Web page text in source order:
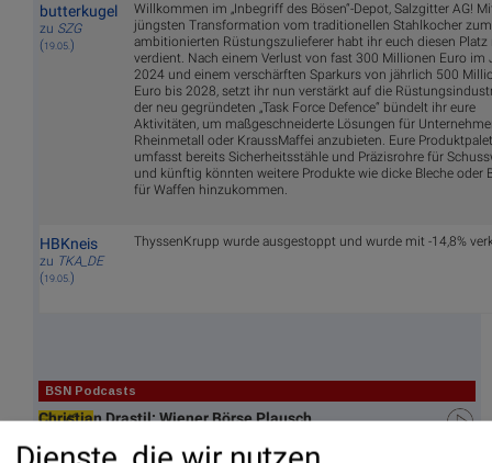
butterkugel
zu SZG
( 19.05.)
Willkommen im „Inbegriff des Bösen“-Depot, Salzgitter AG!
jüngsten Transformation vom traditionellen Stahlkocher zum
ambitionierten Rüstungszulieferer habt ihr euch diesen Platz
verdient. Nach einem Verlust von fast 300 Millionen Euro im
2024 und einem verschärften Sparkurs von jährlich 500
Euro bis 2028, setzt ihr nun verstärkt auf die
der neu gegründeten „Task Force Defence“ bündelt ihr eure
Aktivitäten, um maßgeschneiderte Lösungen für
Rheinmetall oder KraussMaffei anzubieten. Eure
umfasst bereits Sicherheitsstähle und Präzisrohre für
und künftig könnten weitere Produkte wie dicke Bleche oder
für Waffen hinzukommen.
HBKneis
zu TKA_DE
( 19.05.)
ThyssenKrupp wurde ausgestoppt und wurde mit -14,8%
BSN Podcasts
Christian Drastil: Wiener Börse Plausch
Wiener Börse Party #1216: ATX schwächer, Bajaj
Mobility weiter stark, neue indische Freunde und Rajiv